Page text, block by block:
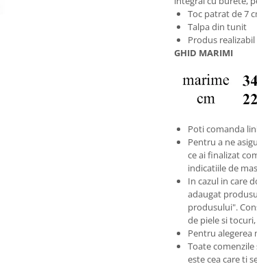
Toc patrat de 7
Talpa din tunit
Produs
GHID MARIMI
Poti comanda
Pentru a ne
ce ai finalizat
indicatiile de
In cazul in care
adaugat
produsului".
de piele si
Pentru alegerea
Toate
este cea care ti